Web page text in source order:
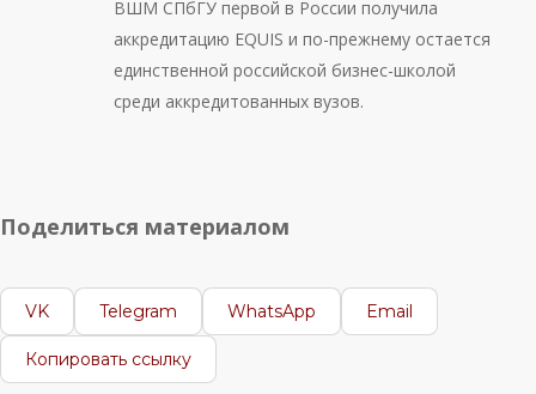
ВШМ СПбГУ первой в России получила
аккредитацию EQUIS и по-прежнему остается
единственной российской бизнес-школой
среди аккредитованных вузов.
Поделиться материалом
VK Telegram WhatsApp Email
Копировать ссылку